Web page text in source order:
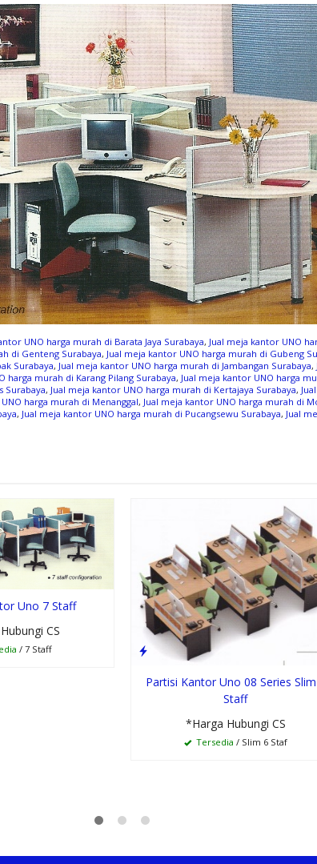
UNO harga murah di Barata Jaya Surabaya, Jual meja kantor UNO
di Genteng Surabaya, Jual meja kantor UNO harga murah di Gubeng
Surabaya, Jual meja kantor UNO harga murah di Jambangan Surabaya,
harga murah di Karang Pilang Surabaya, Jual meja kantor UNO harga
Surabaya, Jual meja kantor UNO harga murah di Kertajaya Surabaya,
harga murah di Menanggal, Jual meja kantor UNO harga murah di
, Jual meja kantor UNO harga murah di Pucangsewu Surabaya, Jual
Uno 7 Staff
CS
/ 7 Staff
Partisi Kantor Uno 08 Series
Staff
*Harga Hubungi CS
Tersedia / Slim 6 Staf